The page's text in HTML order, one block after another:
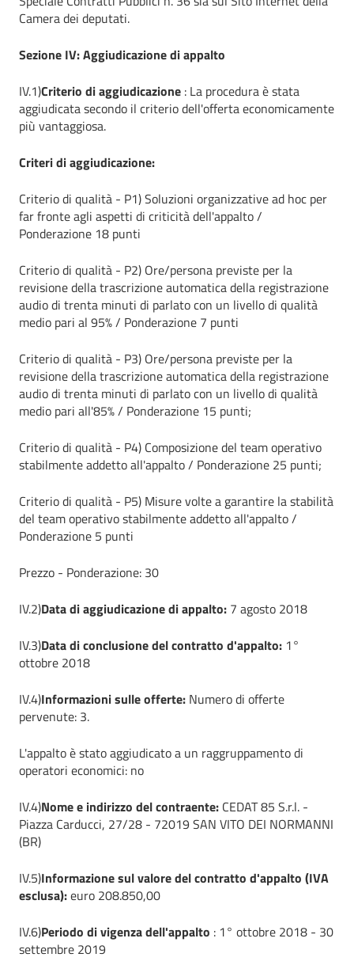
Camera dei deputati.
Sezione IV: Aggiudicazione di appalto
IV.1)Criterio di aggiudicazione : La procedura è stata
aggiudicata secondo il criterio dell'offerta economicamente
più vantaggiosa.
Criteri di aggiudicazione:
Criterio di qualità - P1) Soluzioni organizzative ad hoc per
far fronte agli aspetti di criticità dell'appalto /
Ponderazione 18 punti
Criterio di qualità - P2) Ore/persona previste per la
revisione della trascrizione automatica della registrazione
audio di trenta minuti di parlato con un livello di qualità
medio pari al 95% / Ponderazione 7 punti
Criterio di qualità - P3) Ore/persona previste per la
revisione della trascrizione automatica della registrazione
audio di trenta minuti di parlato con un livello di qualità
medio pari all'85% / Ponderazione 15 punti;
Criterio di qualità - P4) Composizione del team operativo
stabilmente addetto all'appalto / Ponderazione 25 punti;
Criterio di qualità - P5) Misure volte a garantire la stabilità
del team operativo stabilmente addetto all'appalto /
Ponderazione 5 punti
Prezzo - Ponderazione: 30
IV.2)Data di aggiudicazione di appalto: 7 agosto 2018
IV.3)Data di conclusione del contratto d'appalto: 1°
ottobre 2018
IV.4)Informazioni sulle offerte: Numero di offerte
pervenute: 3.
L'appalto è stato aggiudicato a un raggruppamento di
operatori economici: no
IV.4)Nome e indirizzo del contraente: CEDAT 85 S.r.l. -
Piazza Carducci, 27/28 - 72019 SAN VITO DEI NORMANNI
(BR)
IV.5)Informazione sul valore del contratto d'appalto (IVA
esclusa):euro 208.850,00
IV.6)Periodo di vigenza dell'appalto : 1° ottobre 2018 - 30
settembre 2019